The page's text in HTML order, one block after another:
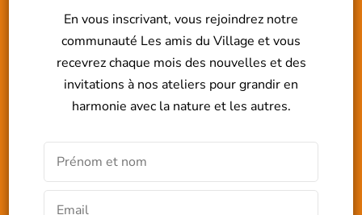
En vous inscrivant, vous rejoindrez notre
communauté Les amis du Village et vous
recevrez chaque mois des nouvelles et des
invitations à nos ateliers pour grandir en
harmonie avec la nature et les autres.